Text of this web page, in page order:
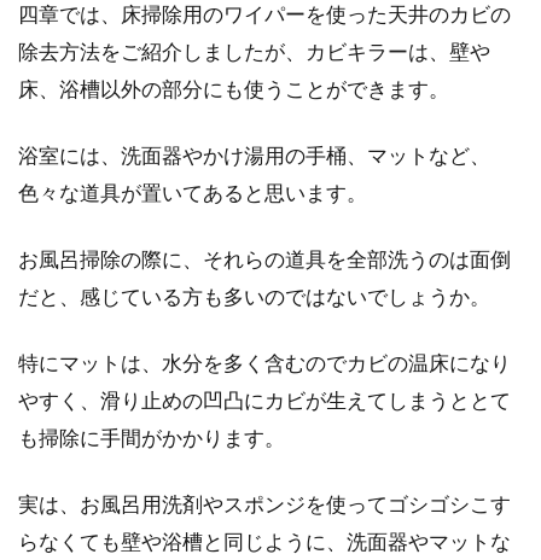
四章では、床掃除用のワイパーを使った天井のカビの
除去方法をご紹介しましたが、カビキラーは、壁や
床、浴槽以外の部分にも使うことができます。
浴室には、洗面器やかけ湯用の手桶、マットなど、
色々な道具が置いてあると思います。
お風呂掃除の際に、それらの道具を全部洗うのは面倒
だと、感じている方も多いのではないでしょうか。
特にマットは、水分を多く含むのでカビの温床になり
やすく、滑り止めの凹凸にカビが生えてしまうととて
も掃除に手間がかかります。
実は、お風呂用洗剤やスポンジを使ってゴシゴシこす
らなくても壁や浴槽と同じように、洗面器やマットな